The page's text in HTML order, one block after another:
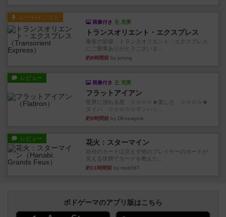
にご乗車ありがとうございま...
約8時間前 by jurong
レビュー
タイパ ☆☆☆☆☆マンハッ...
約9時間前 by DKnewyork
花火：スターマイン
自分のカードは見えず他のプレイヤーのカードが
約11時間前 by mob567